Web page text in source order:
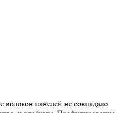
панелей не совпадало.